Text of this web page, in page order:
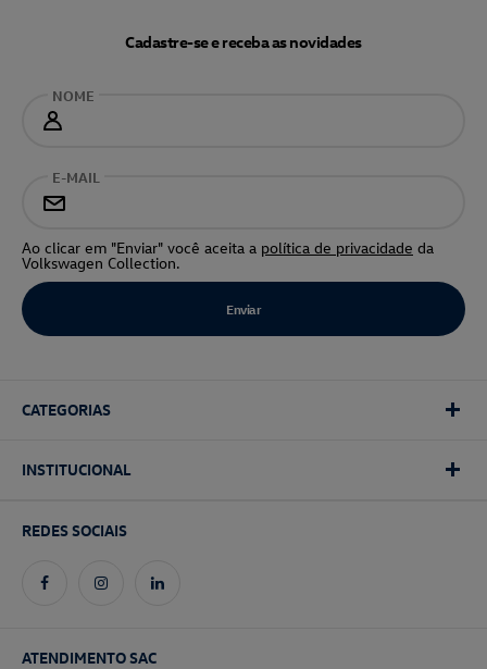
Cadastre-se e receba as novidades
NOME
E-MAIL
Ao clicar em "Enviar" você aceita a política de privacidade da
Volkswagen Collection.
CATEGORIAS
INSTITUCIONAL
REDES SOCIAIS
ATENDIMENTO SAC